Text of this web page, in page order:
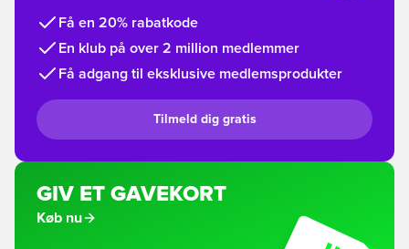
Få en 20% rabatkode
En klub på over 2 million medlemmer
Få adgang til eksklusive medlemsprodukter
Tilmeld dig gratis
GIV ET GAVEKORT
Køb nu